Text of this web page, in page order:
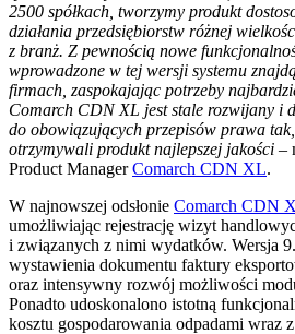
2500 spółkach, tworzymy produkt
działania przedsiębiorstw różnej
z branż. Z pewnością nowe
wprowadzone w tej wersji systemu
firmach, zaspokajając potrzeby
Comarch CDN XL jest stale rozwijany i
do obowiązujących przepisów prawa
otrzymywali produkt najlepszej jakości –
Product ManagerComarch CDN XL.
W najnowszej odsłonie Comarch CDN
umożliwiając rejestrację wizyt
i związanych z nimi wydatków. Wersja
wystawienia dokumentu faktury
oraz intensywny rozwój możliwości
Ponadto udoskonalono istotną
kosztu gospodarowania odpadami wraz